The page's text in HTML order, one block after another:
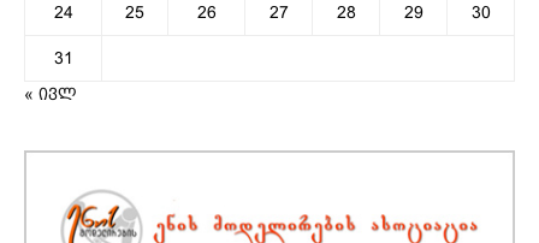
24 25 26 27 28 29 30
31
« ივლ